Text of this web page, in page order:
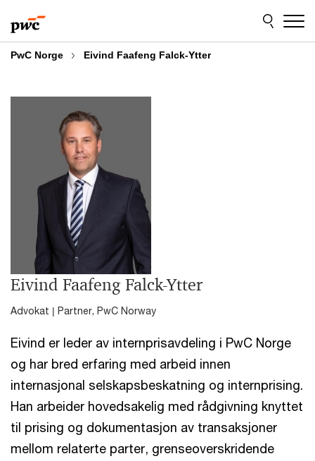
to
content
to
footer
PwC Norge Eivind Faafeng Falck-Ytter
Eivind Faafeng Falck-Ytter
Advokat | Partner, PwC Norway
Eivind er leder av internprisavdeling i PwC Norge
og har bred erfaring med arbeid innen
internasjonal selskapsbeskatning og internprising.
Han arbeider hovedsakelig med rådgivning knyttet
til prising og dokumentasjon av transaksjoner
mellom relaterte parter, grenseoverskridende